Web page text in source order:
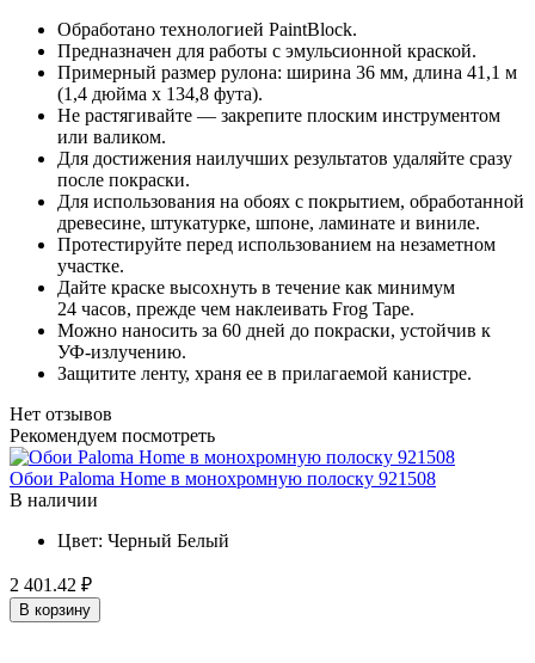
Обработано технологией PaintBlock.
Предназначен для работы с эмульсионной краской.
Примерный размер рулона: ширина 36 мм, длина 41,1 м
(1,4 дюйма x 134,8 фута).
Не растягивайте — закрепите плоским инструментом
или валиком.
Для достижения наилучших результатов удаляйте сразу
после покраски.
Для использования на обоях с покрытием, обработанной
древесине, штукатурке, шпоне, ламинате и виниле.
Протестируйте перед использованием на незаметном
участке.
Дайте краске высохнуть в течение как минимум
24 часов, прежде чем наклеивать Frog Tape.
Можно наносить за 60 дней до покраски, устойчив к
УФ-излучению.
Защитите ленту, храня ее в прилагаемой канистре.
Нет отзывов
Рекомендуем посмотреть
Обои Paloma Home в монохромную полоску 921508
В наличии
Цвет: Черный Белый
2 401.42 ₽
В корзину